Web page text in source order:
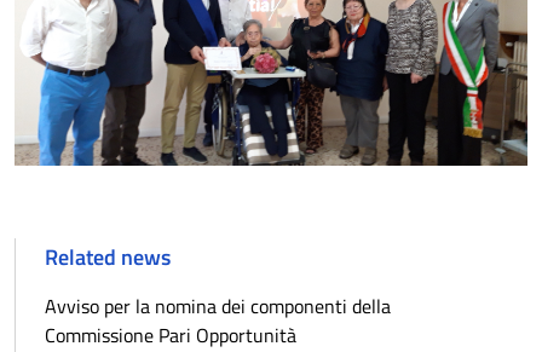
Related news
Avviso per la nomina dei componenti della
Commissione Pari Opportunità